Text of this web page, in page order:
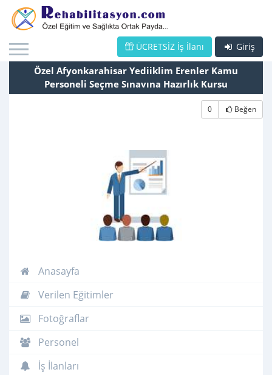
Giriş
ÜCRETSİZ İş İlanı
Özel Afyonkarahisar Yediiklim Erenler Kamu
Personeli Seçme Sınavına Hazırlık Kursu
0 Beğen
Anasayfa
Verilen Eğitimler
Fotoğraflar
Personel
İş İlanları